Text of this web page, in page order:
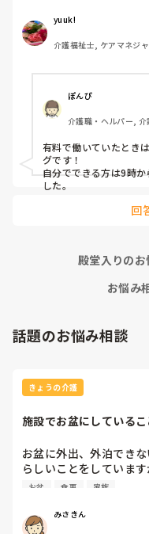
週に何回、どのような
ればご意見をおねがい
yuuk!
介護福祉士, ケアマネジ
ぽんぴ
介護職・ヘルパー,
有料で働いていたとき
グです！
自分でできる方は9時
した。
回
殿堂入りの
お悩み
話題のお悩み相談
きょうの介護
施設でお盆にしているこ
お盆に外出、外泊でき
らしいことをしていま
実際に住職さんを呼び
族が面会に来る…など
していることがあればぜ
お盆 食事 家族
みさきん